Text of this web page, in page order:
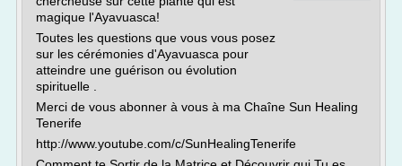
magique l'Ayavuasca!
Toutes les questions que vous vous posez
sur les cérémonies d'Ayavuasca pour
atteindre une guérison ou évolution
spirituelle .
Merci de vous abonner à vous à ma Chaîne Sun Healing
Tenerife
http://www.youtube.com/c/SunHealingTenerife